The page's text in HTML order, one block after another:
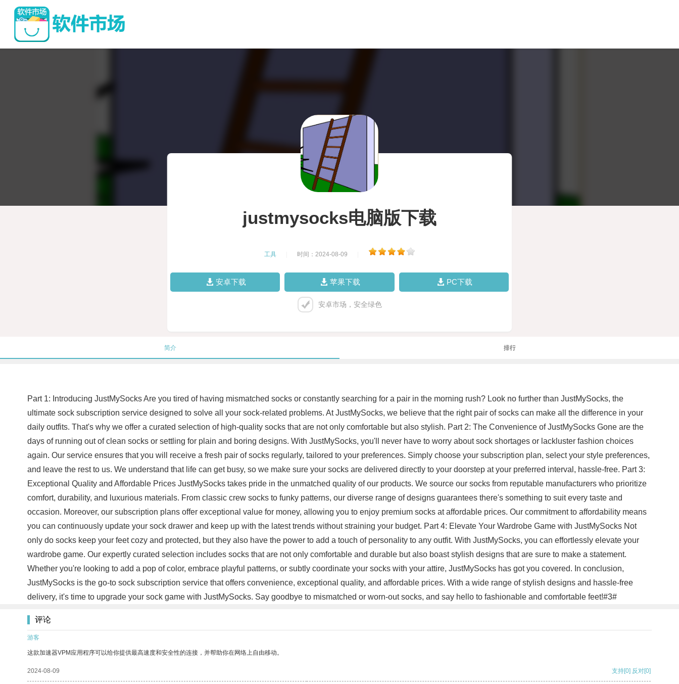
justmysocks电脑版下载
工具 时间：2024-08-09
安卓下载 苹果下载 PC下载
安卓市场，安全绿色
简介 排行
Part 1: Introducing JustMySocks Are you tired of having mismatched socks or constantly searching for a pair in the morning rush? Look no further than JustMySocks, the
ultimate sock subscription service designed to solve all your sock-related problems. At JustMySocks, we believe that the right pair of socks can make all the difference in your
daily outfits. That's why we offer a curated selection of high-quality socks that are not only comfortable but also stylish. Part 2: The Convenience of JustMySocks Gone are the
days of running out of clean socks or settling for plain and boring designs. With JustMySocks, you'll never have to worry about sock shortages or lackluster fashion choices
again. Our service ensures that you will receive a fresh pair of socks regularly, tailored to your preferences. Simply choose your subscription plan, select your style preferences,
and leave the rest to us. We understand that life can get busy, so we make sure your socks are delivered directly to your doorstep at your preferred interval, hassle-free. Part 3:
Exceptional Quality and Affordable Prices JustMySocks takes pride in the unmatched quality of our products. We source our socks from reputable manufacturers who prioritize
comfort, durability, and luxurious materials. From classic crew socks to funky patterns, our diverse range of designs guarantees there's something to suit every taste and
occasion. Moreover, our subscription plans offer exceptional value for money, allowing you to enjoy premium socks at affordable prices. Our commitment to affordability means
you can continuously update your sock drawer and keep up with the latest trends without straining your budget. Part 4: Elevate Your Wardrobe Game with JustMySocks Not
only do socks keep your feet cozy and protected, but they also have the power to add a touch of personality to any outfit. With JustMySocks, you can effortlessly elevate your
wardrobe game. Our expertly curated selection includes socks that are not only comfortable and durable but also boast stylish designs that are sure to make a statement.
Whether you're looking to add a pop of color, embrace playful patterns, or subtly coordinate your socks with your attire, JustMySocks has got you covered. In conclusion,
JustMySocks is the go-to sock subscription service that offers convenience, exceptional quality, and affordable prices. With a wide range of stylish designs and hassle-free
delivery, it's time to upgrade your sock game with JustMySocks. Say goodbye to mismatched or worn-out socks, and say hello to fashionable and comfortable feet!#3#
评论
游客
这款加速器VPM应用程序可以给你提供最高速度和安全性的连接，并帮助你在网络上自由移动。
2024-08-09 支持[0] 反对[0]